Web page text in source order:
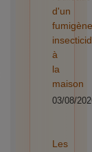
d'un
fumigène
à
la
maison
03/08/
Les